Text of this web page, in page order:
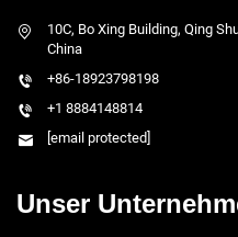
10C, Bo Xing Building, Qing
China
+86-18923798198
+1 8884148814
[email protected]
Unser